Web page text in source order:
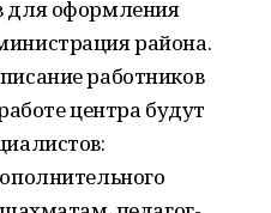
для оформления
района.
работников
центра будут